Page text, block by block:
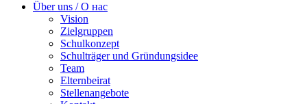
Über uns / О нас
Vision
Zielgruppen
Schulkonzept
Schulträger und Gründungsidee
Team
Elternbeirat
Stellenangebote